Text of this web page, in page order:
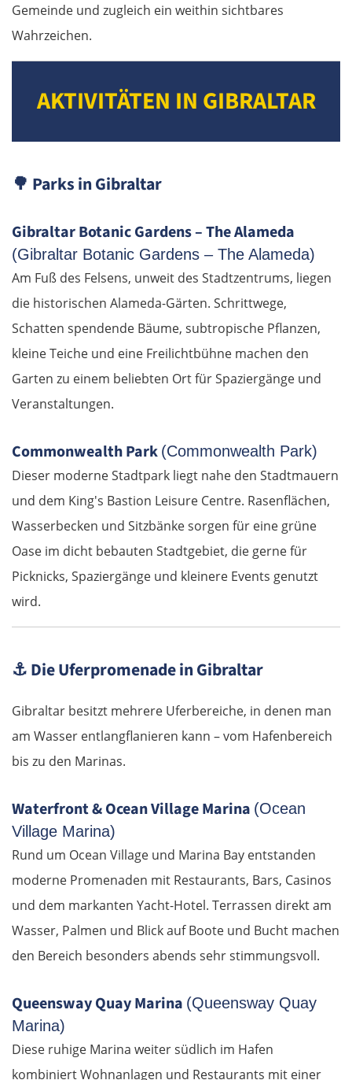
Gemeinde und zugleich ein weithin sichtbares
Wahrzeichen.
AKTIVITÄTEN IN GIBRALTAR
🌳 Parks in Gibraltar
Gibraltar Botanic Gardens – The Alameda
(Gibraltar Botanic Gardens – The Alameda)
Am Fuß des Felsens, unweit des Stadtzentrums, liegen
die historischen Alameda-Gärten. Schrittwege,
Schatten spendende Bäume, subtropische Pflanzen,
kleine Teiche und eine Freilichtbühne machen den
Garten zu einem beliebten Ort für Spaziergänge und
Veranstaltungen.
Commonwealth Park (Commonwealth Park)
Dieser moderne Stadtpark liegt nahe den Stadtmauern
und dem King's Bastion Leisure Centre. Rasenflächen,
Wasserbecken und Sitzbänke sorgen für eine grüne
Oase im dicht bebauten Stadtgebiet, die gerne für
Picknicks, Spaziergänge und kleinere Events genutzt
wird.
⚓Die Uferpromenade in Gibraltar
Gibraltar besitzt mehrere Uferbereiche, in denen man
am Wasser entlangflanieren kann – vom Hafenbereich
bis zu den Marinas.
Waterfront & Ocean Village Marina (Ocean
Village Marina)
Rund um Ocean Village und Marina Bay entstanden
moderne Promenaden mit Restaurants, Bars, Casinos
und dem markanten Yacht-Hotel. Terrassen direkt am
Wasser, Palmen und Blick auf Boote und Bucht machen
den Bereich besonders abends sehr stimmungsvoll.
Queensway Quay Marina (Queensway Quay
Marina)
Diese ruhige Marina weiter südlich im Hafen
kombiniert Wohnanlagen und Restaurants mit einer
Lettland
Salacgrīva
Riga
Jelgava
Bauska
Litauen
Panevėžys
Ukmergė
Vilnius
Suwałki
Ełk
Łódź
Posen
Nowy Tomyśl
Schwiebus
Deutschland Ost
Fürstenwalde
Berlin